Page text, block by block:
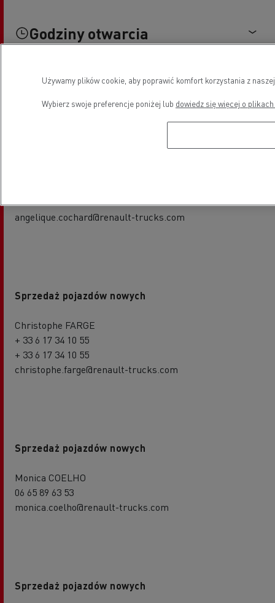
Godziny otwarcia
Kontakty
06 65 86 08 57
angelique.cochard@renault-trucks.com
Sprzedaż pojazdów nowych
Christophe FARGE
+ 33 6 17 34 10 55
+ 33 6 17 34 10 55
christophe.farge@renault-trucks.com
Sprzedaż pojazdów nowych
Monica COELHO
06 65 89 63 53
monica.coelho@renault-trucks.com
Sprzedaż pojazdów nowych
Używamy plików cookie, aby poprawić komfort korzystania z
Wybierz swoje preferencje poniżej lub dowiedz się więcej o